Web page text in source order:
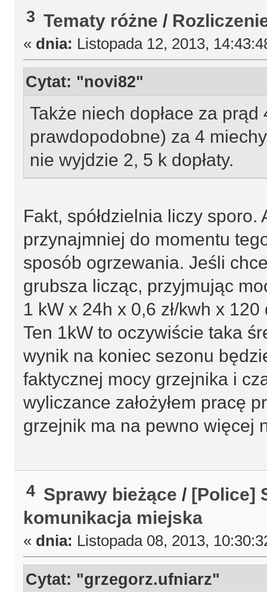
3 Tematy różne /
« dnia: Listopada 12, 2013,
Cytat: "novi82"
Także niech dopłace za
prawdopodobne) za 4
nie wyjdzie 2, 5 k dopłaty.
Fakt, spółdzielnia liczy
przynajmniej do momentu
sposób ogrzewania. Jeśli
grubsza licząc, przyjmując
1 kW x 24h x 0,6 zł/kwh x 120
Ten 1kW to oczywiście taka
wynik na koniec sezonu
faktycznej mocy grzejnika i
wyliczance założyłem pracę
grzejnik ma na pewno więcej
4 Sprawy bieżące / [Police]
komunikacja miejska
« dnia: Listopada 08, 2013,
Cytat: "grzegorz.ufniarz"